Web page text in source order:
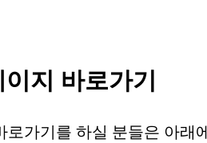
지 바로가기
가기를 하실 분들은 아래